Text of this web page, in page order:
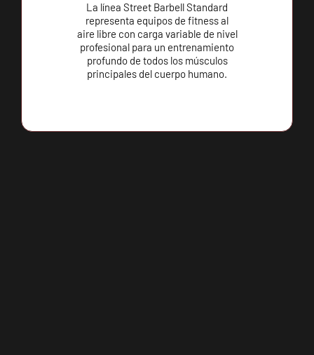
La línea Street Barbell Standard
representa equipos de fitness al
aire libre con carga variable de nivel
profesional para un entrenamiento
profundo de todos los músculos
principales del cuerpo humano.